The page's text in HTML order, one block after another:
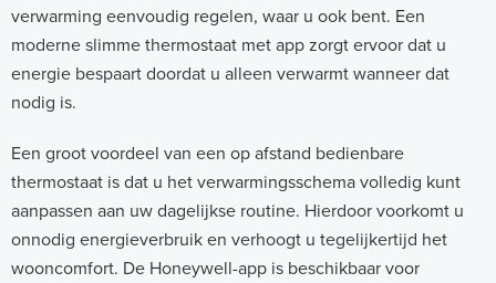
verwarming eenvoudig regelen, waar u ook bent. Een
moderne slimme thermostaat met app zorgt ervoor dat u
energie bespaart doordat u alleen verwarmt wanneer dat
nodig is.
Een groot voordeel van een op afstand bedienbare
thermostaat is dat u het verwarmingsschema volledig kunt
aanpassen aan uw dagelijkse routine. Hierdoor voorkomt u
onnodig energieverbruik en verhoogt u tegelijkertijd het
wooncomfort. De Honeywell-app is beschikbaar voor